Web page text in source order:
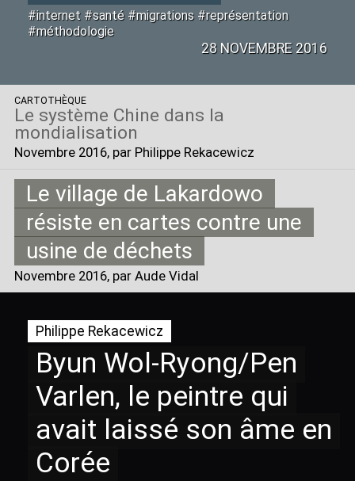
#internet #santé #migrations #représentation
#méthodologie
28 NOVEMBRE 2016
CARTOTHÈQUE
Le système Chine dans la
mondialisation
Novembre 2016, par Philippe Rekacewicz
Le village de Lakardowo
résiste en cartes contre une
usine de déchets
Novembre 2016, par Aude Vidal
Philippe Rekacewicz
Byun Wol-Ryong/Pen
Varlen, le peintre qui
avait laissé son âme en
Corée